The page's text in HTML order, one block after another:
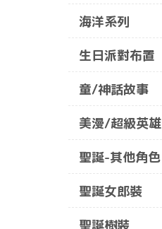
海洋系列
生日派對布置
童/神話故事
美漫/超級英雄
聖誕-其他角色
聖誕女郎裝
聖誕樹裝